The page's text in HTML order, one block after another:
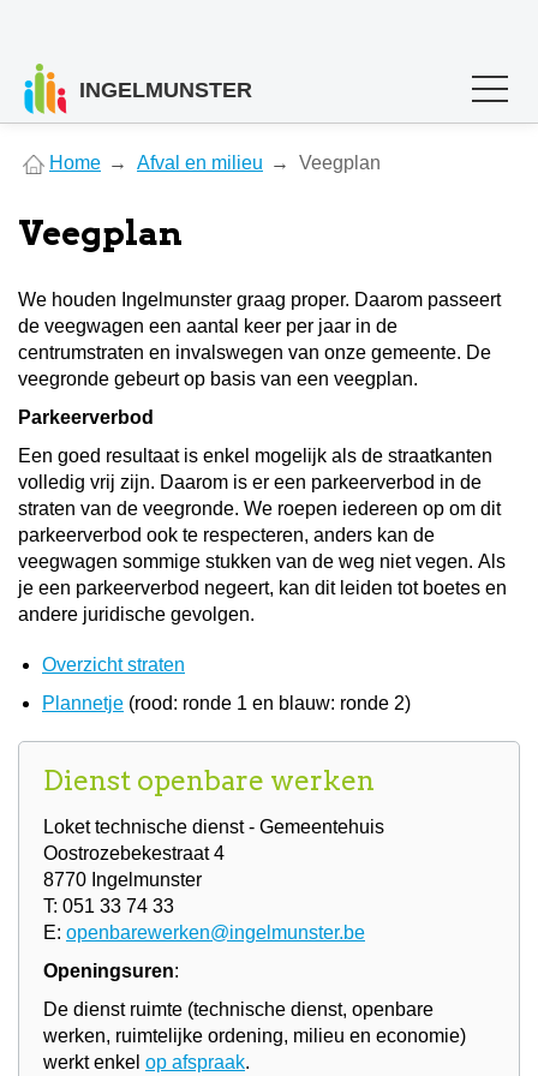
INGELMUNSTER
are
Home Afval en milieu Veegplan
Veegplan
We houden Ingelmunster graag proper. Daarom passeert
de veegwagen een aantal keer per jaar in de
centrumstraten en invalswegen van onze gemeente. De
veegronde gebeurt op basis van een veegplan.
Parkeerverbod
Een goed resultaat is enkel mogelijk als de straatkanten
volledig vrij zijn. Daarom is er een parkeerverbod in de
straten van de veegronde. We roepen iedereen op om dit
parkeerverbod ook te respecteren, anders kan de
veegwagen sommige stukken van de weg niet vegen. Als
je een parkeerverbod negeert, kan dit leiden tot boetes en
andere juridische gevolgen.
Overzicht straten
Plannetje (rood: ronde 1 en blauw: ronde 2)
Dienst openbare werken
Loket technische dienst - Gemeentehuis
Oostrozebekestraat 4
8770 Ingelmunster
T: 051 33 74 33
E: openbarewerken@ingelmunster.be
Openingsuren:
De dienst ruimte (technische dienst, openbare
werken, ruimtelijke ordening, milieu en economie)
werkt enkel op afspraak.